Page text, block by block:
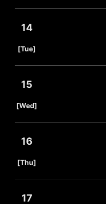
14
[Tue]
15
[Wed]
16
[Thu]
17